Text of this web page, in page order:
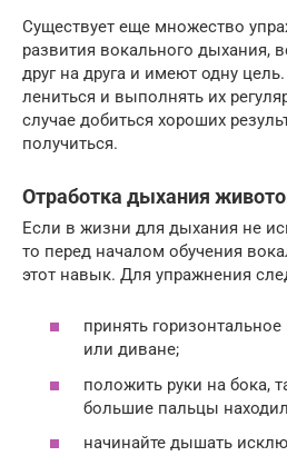
Существует еще множество
развития вокального дыхания,
друг на друга и имеют одну
лениться и выполнять их
случае добиться хороших
получиться.
Отработка дыхания
Если в жизни для дыхания не
то перед началом обучения
этот навык. Для упражнения
принять
или диване;
положить руки на бока,
большие пальцы
начинайте дышать